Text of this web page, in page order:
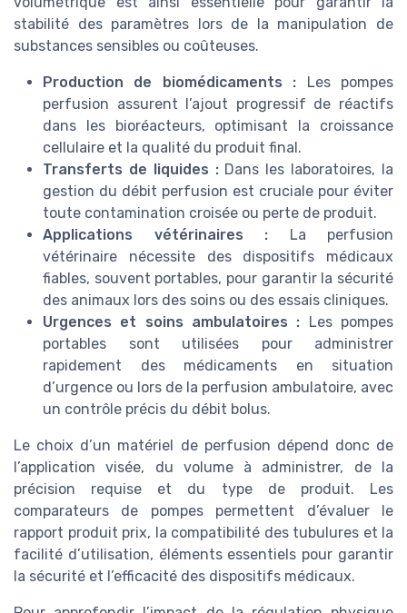
stabilité des paramètres lors de la manipulation de
substances sensibles ou coûteuses.
Production de biomédicaments : Les pompes
perfusion assurent l’ajout progressif de réactifs
dans les bioréacteurs, optimisant la croissance
cellulaire et la qualité du produit final.
Transferts de liquides :Dans les laboratoires, la
gestion du débit perfusion est cruciale pour éviter
toute contamination croisée ou perte de produit.
Applications vétérinaires : La perfusion
vétérinaire nécessite des dispositifs médicaux
fiables, souvent portables, pour garantir la sécurité
des animaux lors des soins ou des essais cliniques.
Urgences et soins ambulatoires : Les pompes
portables sont utilisées pour administrer
rapidement des médicaments en situation
d’urgence ou lors de la perfusion ambulatoire, avec
un contrôle précis du débit bolus.
Le choix d’un matériel de perfusion dépend donc de
l’application visée, du volume à administrer, de la
précision requise et du type de produit. Les
comparateurs de pompes permettent d’évaluer le
rapport produit prix, la compatibilité des tubulures et la
facilité d’utilisation, éléments essentiels pour garantir
la sécurité et l’efficacité des dispositifs médicaux.